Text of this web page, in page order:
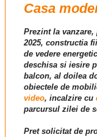
Casa
Prezint la
2025, constructia
de vedere
deschisa si iesire
balcon, al doilea
obiectele de
video, incalzire cu
parcursul zilei de
Pret solicitat de